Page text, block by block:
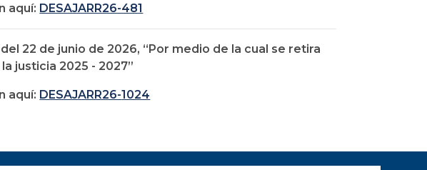
aquí: DESAJARR26-481
del 22 de junio de 2026, “Por medio de la cual se retira
justicia 2025 - 2027”
aquí: DESAJARR26-1024